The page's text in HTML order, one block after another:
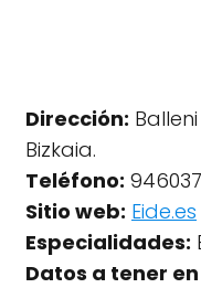
Dirección:
Bizkaia.
Teléfono:
Sitio web: Eide.es
Especialidades:
Datos a tener